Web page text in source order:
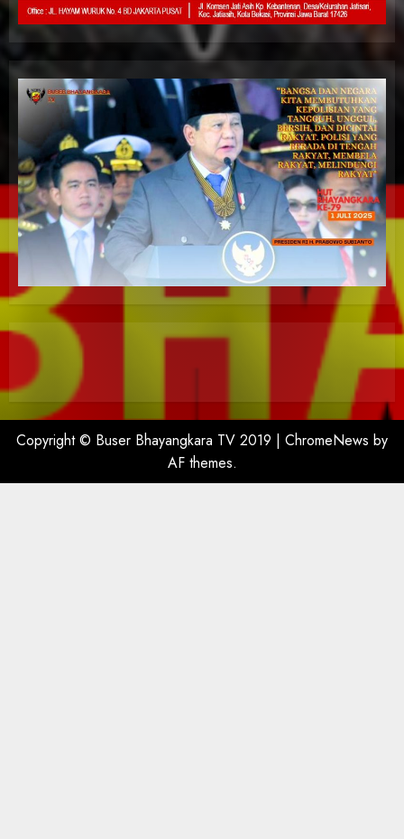
Copyright © Buser Bhayangkara TV 2019 | ChromeNews by
AF themes.